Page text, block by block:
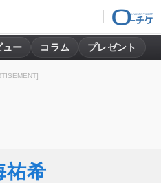
ュー コラム プレゼント
祐希